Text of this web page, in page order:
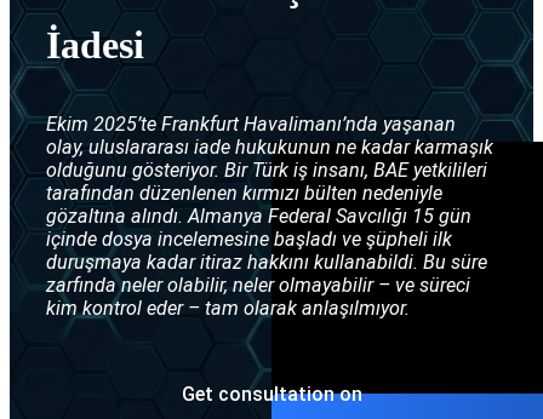
İade
Interpol Gümüş
Interpol
İadesi
Ekim 2025’te Frankfurt Havalimanı’nda yaşanan
olay, uluslararası iade hukukunun ne kadar karmaşık
olduğunu gösteriyor. Bir Türk iş insanı, BAE yetkilileri
tarafından düzenlenen kırmızı bülten nedeniyle
gözaltına alındı. Almanya Federal Savcılığı 15 gün
içinde dosya incelemesine başladı ve şüpheli ilk
duruşmaya kadar itiraz hakkını kullanabildi. Bu süre
zarfında neler olabilir, neler olmayabilir – ve süreci
kim kontrol eder – tam olarak anlaşılmıyor.
Get consultation on